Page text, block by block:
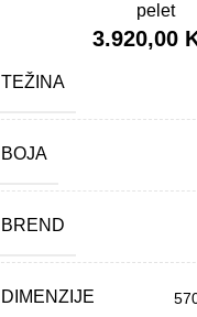
pelet
3.920,00
TEŽINA
BOJA
BREND
DIMENZIJE